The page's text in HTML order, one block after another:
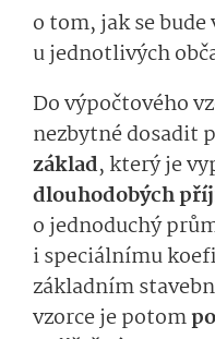
o tom, jak se bude
u jednotlivých
Do výpočtového
nezbytné dosadit
základ, který je
dlouhodobých
o jednoduchý
i speciálnímu
základním
vzorce je potom